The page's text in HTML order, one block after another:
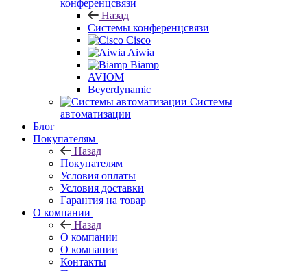
конференцсвязи
Назад
Системы конференцсвязи
Cisco
Aiwia
Biamp
AVIOM
Beyerdynamic
Системы
автоматизации
Блог
Покупателям
Назад
Покупателям
Условия оплаты
Условия доставки
Гарантия на товар
О компании
Назад
О компании
О компании
Контакты